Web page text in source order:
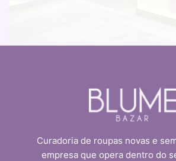
Curadoria de roupas novas e
empresa que opera dentro do